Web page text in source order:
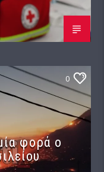
0
φορά ο